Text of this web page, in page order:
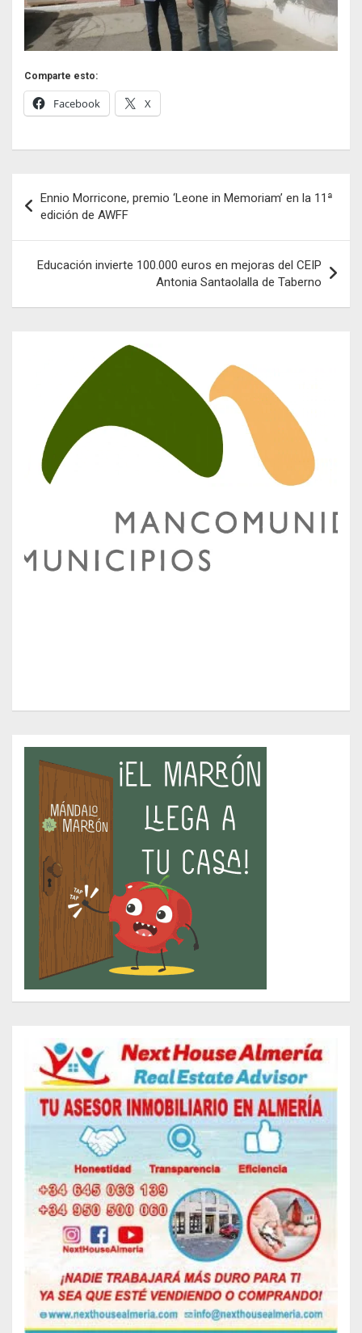
Comparte esto:
Facebook X
de
entradas
Ennio Morricone, premio ‘Leone in Memoriam’ en la 11ª
edición de AWFF
Educación invierte 100.000 euros en mejoras del CEIP
Antonia Santaolalla de Taberno